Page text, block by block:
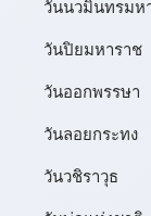
วันนวมินทรมห
วันปิยมหาราช
วันออกพรรษา
วันลอยกระทง
วันวชิราวุธ